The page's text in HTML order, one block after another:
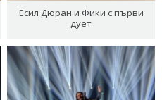
Есил Дюран и Фики с първи
дует